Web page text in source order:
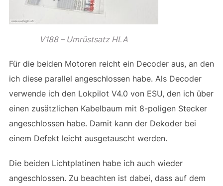
V188 – Umrüstsatz HLA
Für die beiden Motoren reicht ein Decoder aus, an den
ich diese parallel angeschlossen habe. Als Decoder
verwende ich den Lokpilot V4.0 von ESU, den ich über
einen zusätzlichen Kabelbaum mit 8-poligen Stecker
angeschlossen habe. Damit kann der Dekoder bei
einem Defekt leicht ausgetauscht werden.
Die beiden Lichtplatinen habe ich auch wieder
angeschlossen. Zu beachten ist dabei, dass auf dem